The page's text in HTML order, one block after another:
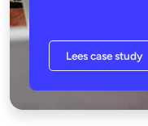
Lees case study